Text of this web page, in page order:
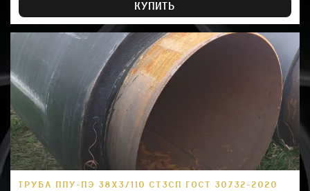
КУПИТЬ
ТРУБА ППУ-ПЭ 38Х3/110 СТ3СП ГОСТ 30732-2020